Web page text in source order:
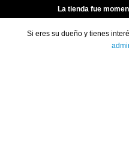
La tienda fue
Si eres su dueño y tienes